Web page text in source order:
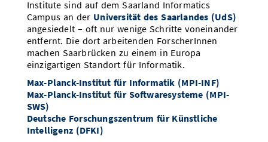
Institute sind auf dem Saarland Informatics
Campus an der Universität des Saarlandes (UdS)
angesiedelt – oft nur wenige Schritte voneinander
entfernt. Die dort arbeitenden ForscherInnen
machen Saarbrücken zu einem in Europa
einzigartigen Standort für Informatik.
Max-Planck-Institut für Informatik (MPI-INF)
Max-Planck-Institut für Softwaresysteme (MPI-
SWS)
Deutsche Forschungszentrum für Künstliche
Intelligenz (DFKI)